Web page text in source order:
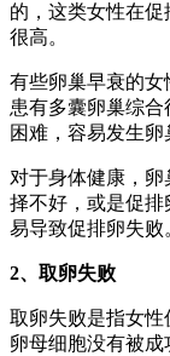
的，这类女性在
很高。
有些卵巢早衰的女
患有多囊卵巢综
困难，容易发生卵
对于身体健康，
择不好，或是促
易导致促排卵失败
2、取卵失败
取卵失败是指女
卵母细胞没有被